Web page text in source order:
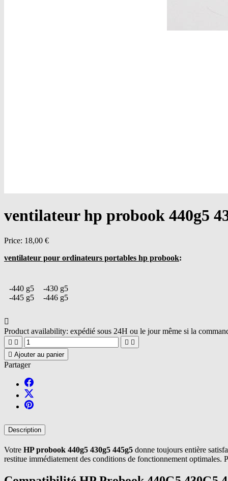
ventilateur hp probook 440g5
Price: 18,00 €
ventilateur pour ordinateurs portables hp probook:
-440 g5
-445 g5
-430 g5
-446 g5

Product availability: expédié sous 24H ou le jour même si la
   
 Ajouter au panier
Partager
Description
Votre HP probook 440g5 430g5 445g5 donne toujours entière
restitue immédiatement des conditions de fonctionnement